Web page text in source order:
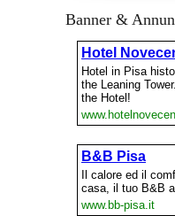
Banner &